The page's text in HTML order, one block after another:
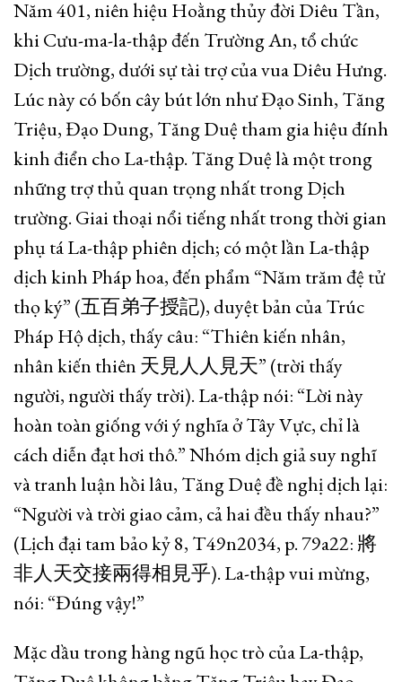
Năm 401, niên hiệu Hoằng thủy đời Diêu Tần,
khi Cưu-ma-la-thập đến Trường An, tổ chức
Dịch trường, dưới sự tài trợ của vua Diêu Hưng.
Lúc này có bốn cây bút lớn như Đạo Sinh, Tăng
Triệu, Đạo Dung, Tăng Duệ tham gia hiệu đính
kinh điển cho La-thập. Tăng Duệ là một trong
những trợ thủ quan trọng nhất trong Dịch
trường. Giai thoại nổi tiếng nhất trong thời gian
phụ tá La-thập phiên dịch; có một lần La-thập
dịch kinh Pháp hoa, đến phẩm “Năm trăm đệ tử
thọ ký” (五百弟子授記), duyệt bản của Trúc
Pháp Hộ dịch, thấy câu: “Thiên kiến nhân,
nhân kiến thiên 天見人人見天” (trời thấy
người, người thấy trời). La-thập nói: “Lời này
hoàn toàn giống với ý nghĩa ở Tây Vực, chỉ là
cách diễn đạt hơi thô.” Nhóm dịch giả suy nghĩ
và tranh luận hồi lâu, Tăng Duệ đề nghị dịch lại:
“Người và trời giao cảm, cả hai đều thấy nhau?”
(Lịch đại tam bảo kỷ 8, T49n2034, p. 79a22: 將
非人天交接兩得相見乎). La-thập vui mừng,
nói: “Đúng vậy!”
Mặc dầu trong hàng ngũ học trò của La-thập,